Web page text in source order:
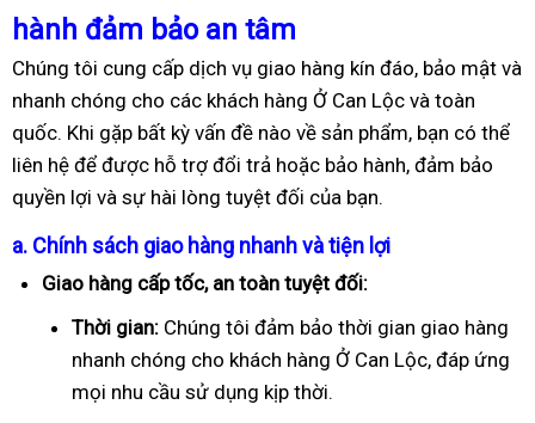
hành đảm bảo an tâm
Chúng tôi cung cấp dịch vụ giao hàng kín đáo, bảo mật và
nhanh chóng cho các khách hàng Ở Can Lộc và toàn
quốc. Khi gặp bất kỳ vấn đề nào về sản phẩm, bạn có thể
liên hệ để được hỗ trợ đổi trả hoặc bảo hành, đảm bảo
quyền lợi và sự hài lòng tuyệt đối của bạn.
a. Chính sách giao hàng nhanh và tiện lợi
Giao hàng cấp tốc, an toàn tuyệt đối:
Thời gian: Chúng tôi đảm bảo thời gian giao hàng
nhanh chóng cho khách hàng Ở Can Lộc, đáp ứng
mọi nhu cầu sử dụng kịp thời.